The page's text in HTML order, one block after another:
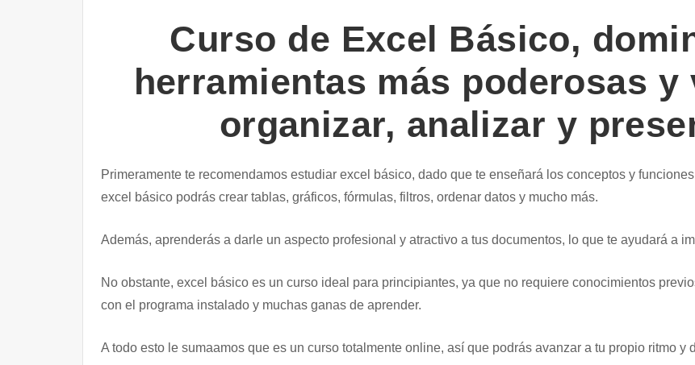
Curso de Excel Básico,
herramientas más poderosas
organizar, analizar y
Primeramente te recomendamos estudiar excel básico, dado que te enseñará los conceptos y
excel básico podrás crear tablas, gráficos, fórmulas, filtros, ordenar datos y mucho más.
Además, aprenderás a darle un aspecto profesional y atractivo a tus documentos, lo que te ayudará a
No obstante, excel básico es un curso ideal para principiantes, ya que no requiere conocimientos
con el programa instalado y muchas ganas de aprender.
A todo esto le sumaamos que es un curso totalmente online, así que podrás avanzar a tu propio ritmo y